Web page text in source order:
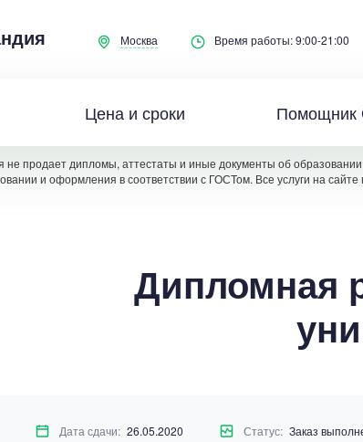
Москва Время работы: 9:00-21:00
Цена и сроки Помощник
продает дипломы, аттестаты и иные документы об
и оформления в соответствии с ГОСТом. Все услуги на
Дипломная
Дата сдачи: 26.05.2020 Статус: Заказ